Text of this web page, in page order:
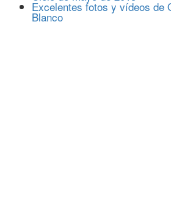
Excelentes fotos y vídeos de
Blanco